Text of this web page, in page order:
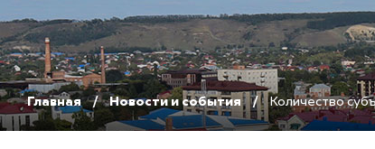
Главная Новости и события Количество